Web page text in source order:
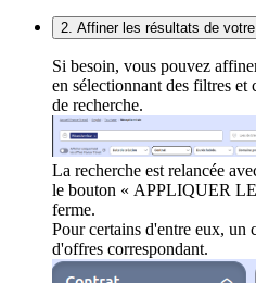
2. Affiner les résultats de
Si besoin, vous pouvez
en sélectionnant des filtres et
de recherche.
La recherche est relancée
le bouton « APPLIQUER
ferme.
Pour certains d'entre eux, un
d'offres correspondant.